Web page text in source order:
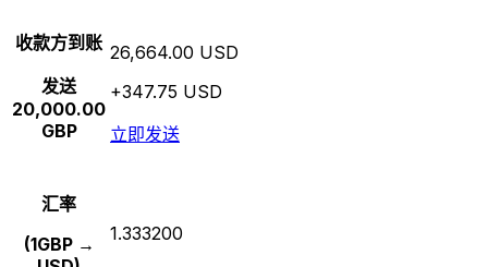
收款方到账
发送
20,000.00
GBP
26,664.00 USD
+347.75 USD
立即发送
汇率
(1GBP →
1.333200